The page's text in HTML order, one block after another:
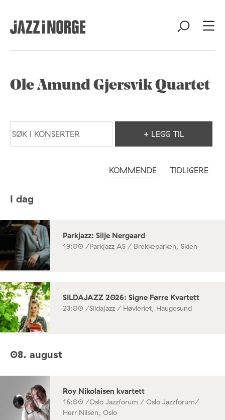
Ole Amund Gjersvik Quartet
+ LEGG TIL
KOMMENDE TIDLIGERE
I dag
Parkjazz: Silje Nergaard
19:00 /Parkjazz AS / Brekkeparken, Skien
SILDAJAZZ 2026: Signe Førre Kvartett
23:00 /Sildajazz / Høvleriet, Haugesund
08. august
Roy Nikolaisen kvartett
16:00 /Oslo Jazzforum / Oslo Jazzforum/
Herr Nilsen, Oslo